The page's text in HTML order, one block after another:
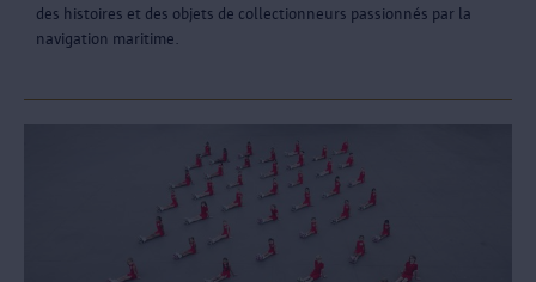
des histoires et des objets de collectionneurs passionnés par la
navigation maritime.